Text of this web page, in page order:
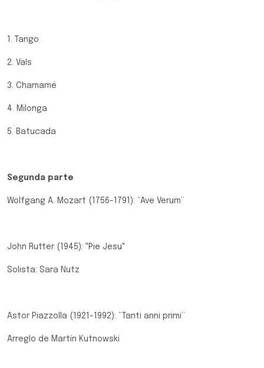
1. Tango
2. Vals
3. Chamamé
4. Milonga
5. Batucada
Segunda parte
Wolfgang A. Mozart (1756-1791): “Ave Verum”
John Rutter (1945): "Pie Jesu"
Solista: Sara Nutz
Astor Piazzolla (1921-1992): “Tanti anni primi”
Arreglo de Martín Kutnowski